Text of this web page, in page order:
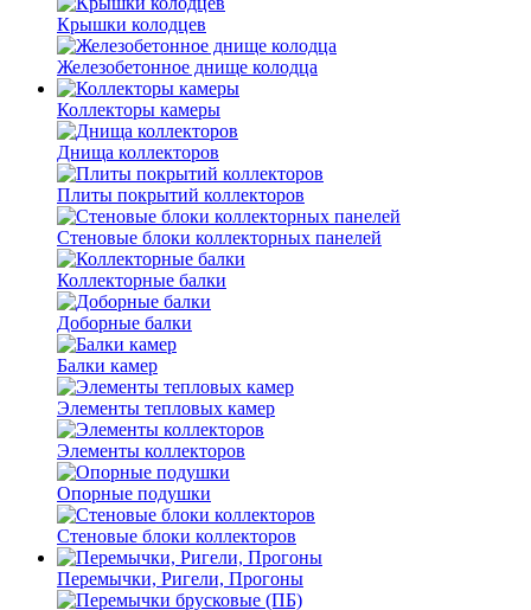
Крышки колодцев
Железобетонное днище колодца
Коллекторы камеры
Днища коллекторов
Плиты покрытий коллекторов
Стеновые блоки коллекторных панелей
Коллекторные балки
Доборные балки
Балки камер
Элементы тепловых камер
Элементы коллекторов
Опорные подушки
Стеновые блоки коллекторов
Перемычки, Ригели, Прогоны